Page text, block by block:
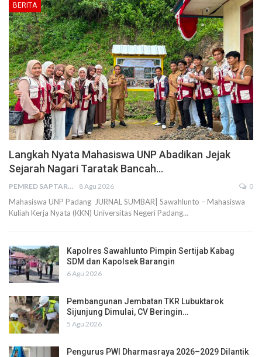
BERITA
Langkah Nyata Mahasiswa UNP Abadikan Jejak
Sejarah Nagari Taratak Bancah…
PEMRED SAPTARIUS 8 Agu 2026 0
Mahasiswa UNP Padang JURNAL SUMBAR| Sawahlunto – Mahasiswa
Kuliah Kerja Nyata (KKN) Universitas Negeri Padang…
Kapolres Sawahlunto Pimpin Sertijab Kabag
SDM dan Kapolsek Barangin
6 Agu 2026
Pembangunan Jembatan TKR Lubuktarok
Sijunjung Dimulai, CV Beringin…
5 Agu 2026
Pengurus PWI Dharmasraya 2026–2029 Dilantik